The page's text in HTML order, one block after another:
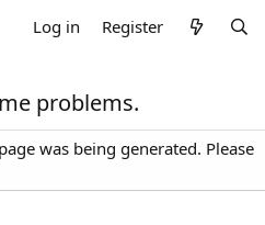
Log in Register
problems.
was being generated. Please